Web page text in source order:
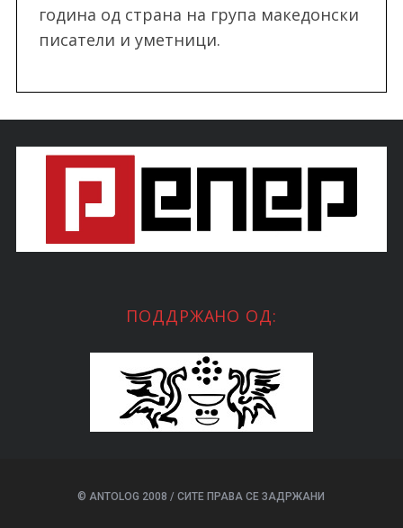
година од страна на група македонски
писатели и уметници.
ПОДДРЖАНО ОД:
© ANTOLOG 2008 / СИТЕ ПРАВА СЕ ЗАДРЖАНИ